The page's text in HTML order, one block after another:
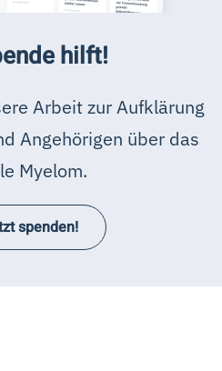
hilft!
Arbeit zur Aufklärung
Angehörigen über das
Myelom.
spenden!